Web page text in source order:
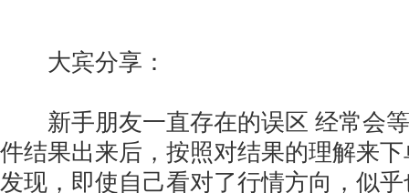
大宾分享：
新手朋友一直存在的误区 经常会等
件结果出来后，按照对结果的理解来
发现，即使自己看对了行情方向，似